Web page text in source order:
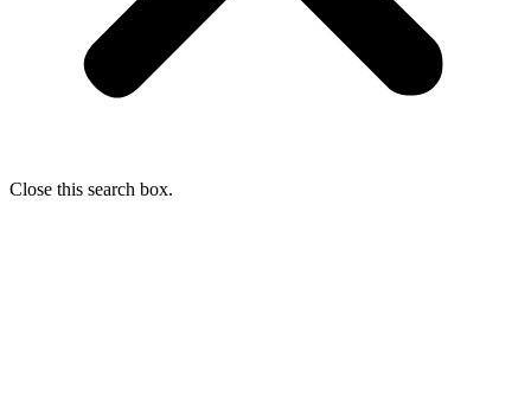
Close this search box.